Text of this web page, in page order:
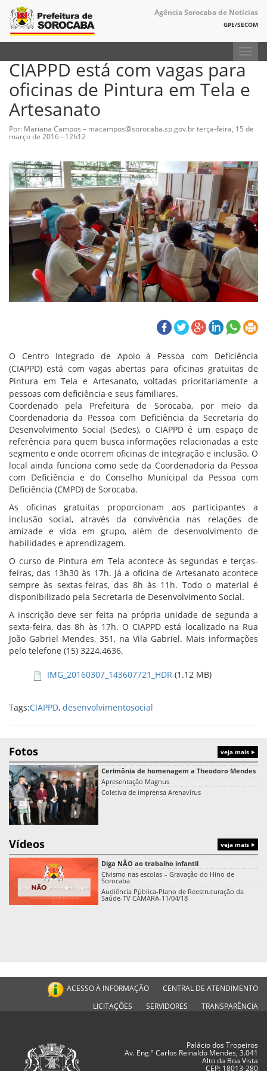
Agência Sorocaba de Notícias
GPE/SECOM
CIAPPD está com vagas para
oficinas de Pintura em Tela e
Artesanato
Por: Mariana Campos – macampos@sorocaba.sp.gov.brterça-feira, 15 de
março de 2016 - 12h12
O Centro Integrado de Apoio à Pessoa com Deficiência
(CIAPPD) está com vagas abertas para oficinas gratuitas de
Pintura em Tela e Artesanato, voltadas prioritariamente a
pessoas com deficiência e seus familiares.
Coordenado pela Prefeitura de Sorocaba, por meio da
Coordenadoria da Pessoa com Deficiência da Secretaria do
Desenvolvimento Social (Sedes), o CIAPPD é um espaço de
referência para quem busca informações relacionadas a este
segmento e onde ocorrem oficinas de integração e inclusão. O
local ainda funciona como sede da Coordenadoria da Pessoa
com Deficiência e do Conselho Municipal da Pessoa com
Deficiência (CMPD) de Sorocaba.
As oficinas gratuitas proporcionam aos participantes a
inclusão social, através da convivência nas relações de
amizade e vida em grupo, além de desenvolvimento de
habilidades e aprendizagem.
O curso de Pintura em Tela acontece às segundas e terças-
feiras, das 13h30 às 17h. Já a oficina de Artesanato acontece
sempre às sextas-feiras, das 8h às 11h. Todo o material é
disponibilizado pela Secretaria de Desenvolvimento Social.
A inscrição deve ser feita na própria unidade de segunda a
sexta-feira, das 8h às 17h. O CIAPPD está localizado na Rua
João Gabriel Mendes, 351, na Vila Gabriel. Mais informações
pelo telefone (15) 3224.4636.
IMG_20160307_143607721_HDR (1.12 MB)
Tags:CIAPPD, desenvolvimentosocial
Fotos veja mais
Cerimônia de homenagem a Theodoro Mendes
Apresentação Magnus
Coletiva de imprensa Arenavírus
Vídeos veja mais
Diga NÃO ao trabalho infantil
Civismo nas escolas – Gravação do Hino de
Sorocaba
Audiência Pública-Plano de Reestruturação da
Saúde-TV CÂMARA-11/04/18
ACESSO À INFORMAÇÃO
CENTRAL DE ATENDIMENTO
LICITAÇÕES
SERVIDORES TRANSPARÊNCIA
Palácio dos Tropeiros
Av. Eng.º Carlos Reinaldo Mendes, 3.041
Alto da Boa Vista
CEP: 18013-280